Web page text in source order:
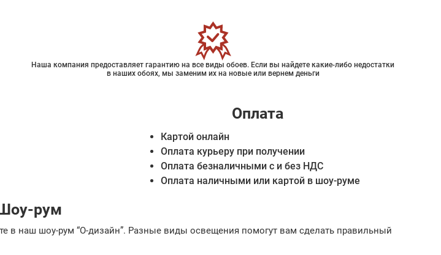
Наша компания предоставляет гарантию на все виды обоев. Если вы найдете какие-либо недостатки
в наших обоях, мы заменим их на новые или вернем деньги
Оплата
Картой онлайн
Оплата курьеру при получении
Оплата безналичными с и без НДС
Оплата наличными или картой в шоу-руме
рум
в наш шоу-рум “О-дизайн”. Разные виды освещения помогут вам сделать правильный